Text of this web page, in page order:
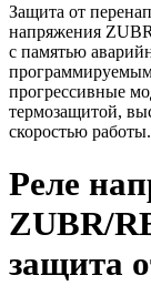
Защита от
напряжения
с памятью
прогрессивные
термозащитой,
скоростью работы.
Реле
ZUBR/
защита